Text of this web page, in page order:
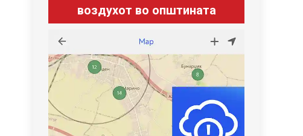
воздухот во општината